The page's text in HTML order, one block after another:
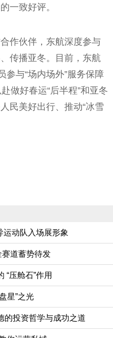
一致好评。
作伙伴，东航深度参与
传播亚冬。目前，东航
参与“场内场外”服务保障
做好春运“后半程”和亚冬
民美好出行、推动“冰雪
运动队入场展形象
道蓄势待发
“压舱石”作用
星”之光
的投资哲学与成功之道